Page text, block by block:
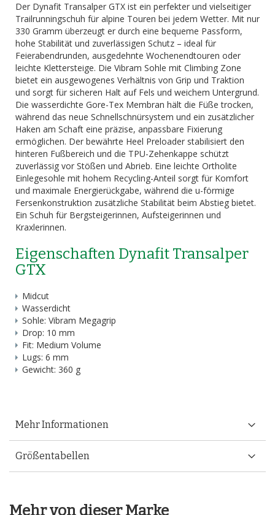
Der Dynafit Transalper GTX ist ein perfekter und vielseitiger
Trailrunningschuh für alpine Touren bei jedem Wetter. Mit nur
330 Gramm überzeugt er durch eine bequeme Passform,
hohe Stabilität und zuverlässigen Schutz – ideal für
Feierabendrunden, ausgedehnte Wochenendtouren oder
leichte Klettersteige. Die Vibram Sohle mit Climbing Zone
bietet ein ausgewogenes Verhältnis von Grip und Traktion
und sorgt für sicheren Halt auf Fels und weichem Untergrund.
Die wasserdichte Gore-Tex Membran hält die Füße trocken,
während das neue Schnellschnürsystem und ein zusätzlicher
Haken am Schaft eine präzise, anpassbare Fixierung
ermöglichen. Der bewährte Heel Preloader stabilisiert den
hinteren Fußbereich und die TPU-Zehenkappe schützt
zuverlässig vor Stößen und Abrieb. Eine leichte Ortholite
Einlegesohle mit hohem Recycling-Anteil sorgt für Komfort
und maximale Energierückgabe, während die u-förmige
Fersenkonstruktion zusätzliche Stabilität beim Abstieg bietet.
Ein Schuh für Bergsteigerinnen, Aufsteigerinnen und
Kraxlerinnen.
Eigenschaften Dynafit Transalper
GTX
Midcut
Wasserdicht
Sohle: Vibram Megagrip
Drop: 10 mm
Fit: Medium Volume
Lugs: 6 mm
Gewicht: 360 g
Mehr Informationen
Größentabellen
Mehr von dieser Marke